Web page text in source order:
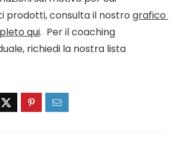
prodotti, consulta il nostro grafico
qui.  Per il coaching
richiedi la nostra lista